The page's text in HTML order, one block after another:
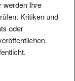
werden Ihre
Kritiken und
oder